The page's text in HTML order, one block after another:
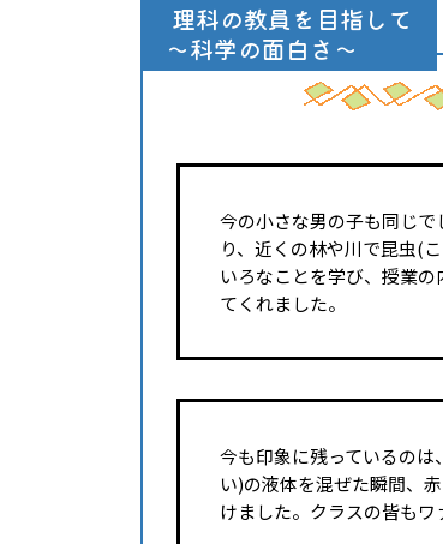
理科の教員を目指して
～科学の面白さ～
今の小さな男の子も同じ
り、近くの林や川で昆虫(
いろなことを学び、授業
てくれました。
今も印象に残っているの
い)の液体を混ぜた瞬間、
けました。クラスの皆もワ